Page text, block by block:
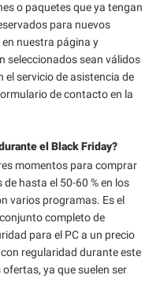
o paquetes que ya tengan
para nuevos
nuestra página y
seleccionados sean válidos
servicio de asistencia de
de contacto en la
el Black Friday?
momentos para comprar
hasta el 50-60 % en los
varios programas. Es el
completo de
para el PC a un precio
regularidad durante este
ya que suelen ser